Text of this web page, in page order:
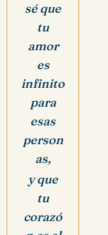
sé que
tu
amor
es
infinito
para
esas
person
as,
y que
tu
corazó